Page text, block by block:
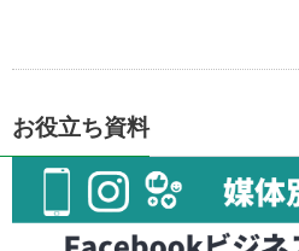
お役立ち資料